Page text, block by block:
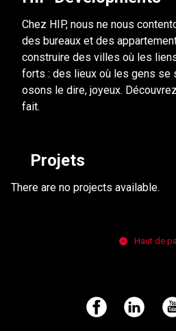
Chez HIP, nous ne nous
des bureaux et des
construire des villes où les
forts : des lieux où les gens se
osons le dire, joyeux.
fait.
Projets
There are no projects available.
Haut de
Facebook LinkedIn